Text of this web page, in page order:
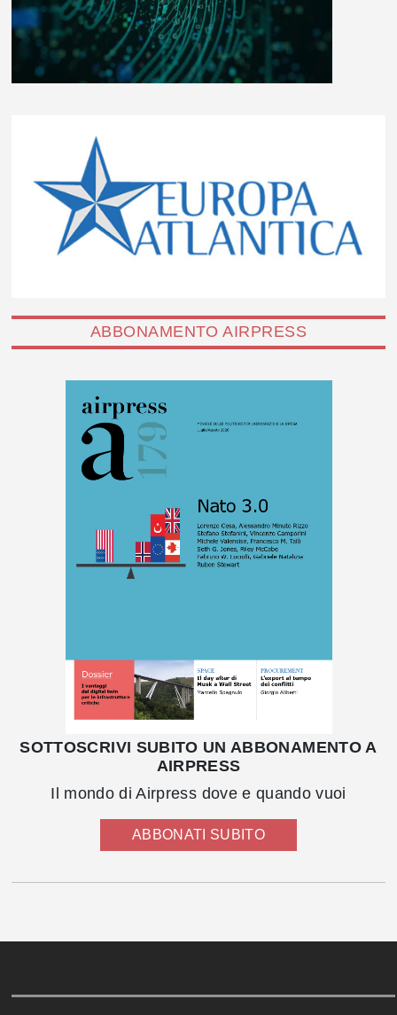
ABBONAMENTO AIRPRESS
SOTTOSCRIVI SUBITO UN ABBONAMENTO A
AIRPRESS
Il mondo di Airpress dove e quando vuoi
ABBONATI SUBITO